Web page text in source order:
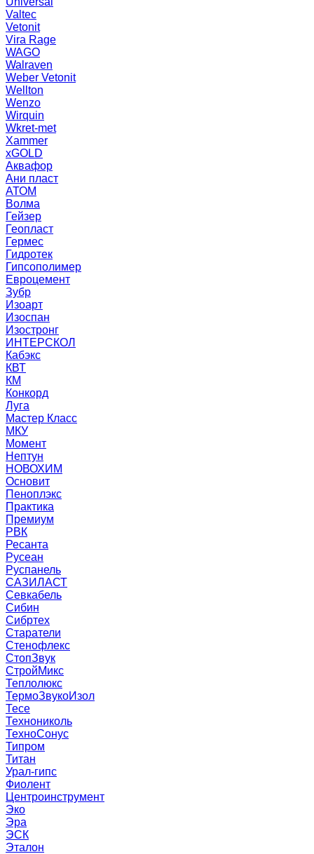
Valtec
Vetonit
Vira Rage
WAGO
Walraven
Weber Vetonit
Wellton
Wenzo
Wirquin
Wkret-met
Xammer
xGOLD
Аквафор
Ани пласт
АТОМ
Волма
Гейзер
Геопласт
Гермес
Гидротек
Гипсополимер
Евроцемент
Зубр
Изоарт
Изоспан
Изостронг
ИНТЕРСКОЛ
Кабэкс
КВТ
КМ
Конкорд
Луга
Мастер Класс
МКУ
Момент
Нептун
НОВОХИМ
Основит
Пеноплэкс
Практика
Премиум
РВК
Ресанта
Русеан
Руспанель
САЗИЛАСТ
Севкабель
Сибин
Сибртех
Старатели
Стенофлекс
СтопЗвук
СтройМикс
Теплолюкс
ТермоЗвукоИзол
Тесе
Технониколь
ТехноСонус
Типром
Титан
Урал-гипс
Фиолент
Центроинструмент
Эко
Эра
ЭСК
Эталон